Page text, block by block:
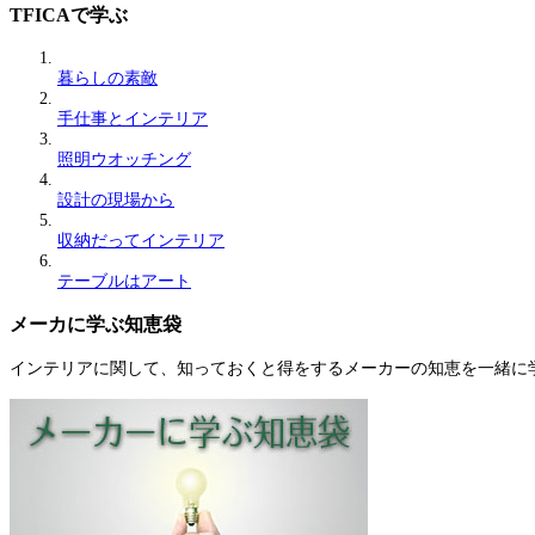
TFICAで学ぶ
暮らしの素敵
手仕事とインテリア
照明ウオッチング
設計の現場から
収納だってインテリア
テーブルはアート
メーカに学ぶ知恵袋
インテリアに関して、知っておくと得をするメーカーの知恵を一緒に